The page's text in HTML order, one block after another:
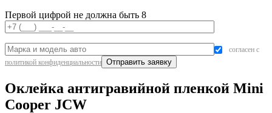
Первой цифрой не должна быть 8
согласен с
политикой конфиденциальности
Оклейка антигравийной пленкой Mini
Cooper JCW